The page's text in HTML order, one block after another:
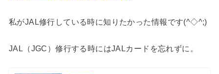
私がJAL修行している時に知りたかった情報です(^◇^;)
JAL（JGC）修行する時にはJALカードを忘れずに。